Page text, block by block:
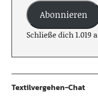
Abonnieren
Schließe dich
Textilvergehen-Chat